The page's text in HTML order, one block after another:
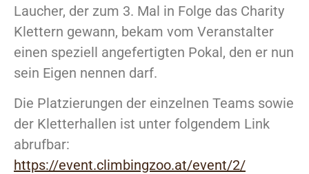
Laucher, der zum 3. Mal in Folge das Charity
Klettern gewann, bekam vom Veranstalter
einen speziell angefertigten Pokal, den er nun
sein Eigen nennen darf.
Die Platzierungen der einzelnen Teams sowie
der Kletterhallen ist unter folgendem Link
abrufbar:
https://event.climbingzoo.at/event/2/